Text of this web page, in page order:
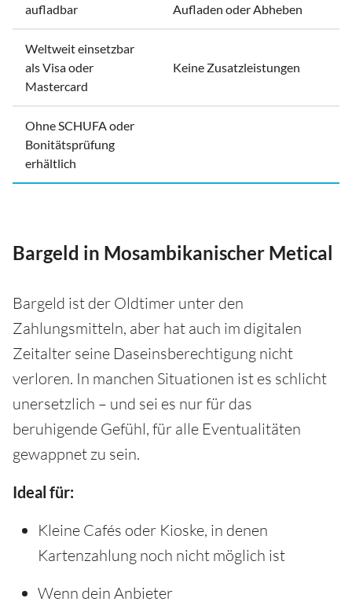
aufladbar
Aufladen oder Abheben
Weltweit einsetzbar
als Visa oder
Mastercard
Keine Zusatzleistungen
Ohne SCHUFA oder
Bonitätsprüfung
erhältlich
Bargeld in Mosambikanischer Metical
Bargeld ist der Oldtimer unter den
Zahlungsmitteln, aber hat auch im digitalen
Zeitalter seine Daseinsberechtigung nicht
verloren. In manchen Situationen ist es schlicht
unersetzlich – und sei es nur für das
beruhigende Gefühl, für alle Eventualitäten
gewappnet zu sein.
Ideal für:
Kleine Cafés oder Kioske, in denen
Kartenzahlung noch nicht möglich ist
Wenn dein Anbieter